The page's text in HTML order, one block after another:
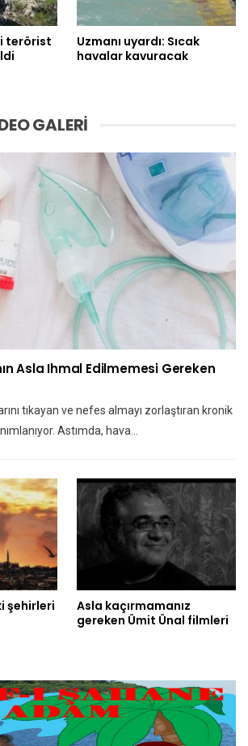
terörist
Uzmanı uyardı: Sıcak
havalar kavuracak
GALERİ
Asla Ihmal Edilmemesi Gereken
tıkayan ve nefes almayı zorlaştıran kronik
Astımda, hava…
şehirleri
Asla kaçırmamanız
gereken Ümit Ünal filmleri